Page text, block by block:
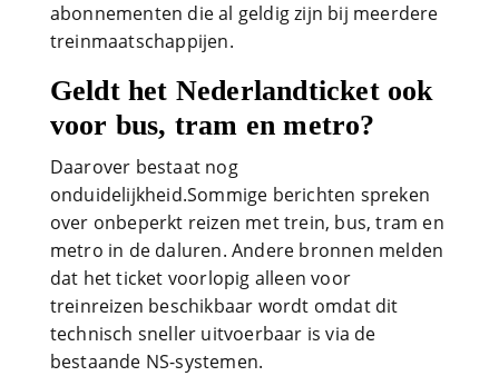
abonnementen die al geldig zijn bij meerdere
treinmaatschappijen.
Geldt het Nederlandticket ook
voor bus, tram en metro?
Daarover bestaat nog
onduidelijkheid.Sommige berichten spreken
over onbeperkt reizen met trein, bus, tram en
metro in de daluren. Andere bronnen melden
dat het ticket voorlopig alleen voor
treinreizen beschikbaar wordt omdat dit
technisch sneller uitvoerbaar is via de
bestaande NS-systemen.